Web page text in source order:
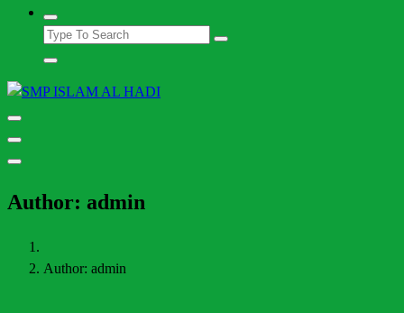
Author: admin
Author: admin